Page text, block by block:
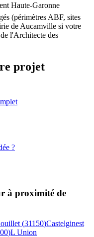
Haute-Garonne
(périmètres ABF, sites
de Aucamville si votre
l'Architecte des
projet
?
à proximité de
(31150)Castelginest
)L Union